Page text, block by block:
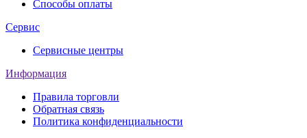
Способы оплаты
Сервис
Сервисные центры
Информация
Правила торговли
Обратная связь
Политика конфиденциальности